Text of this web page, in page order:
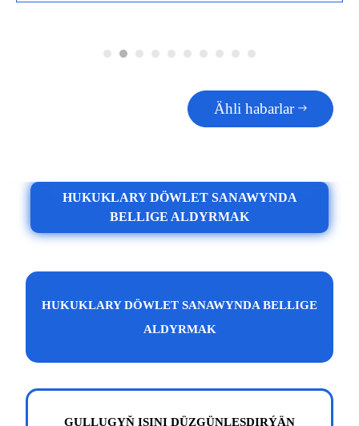
Ähli habarlar
HUKUKLARY DÖWLET SANAWYNDA
BELLIGE ALDYRMAK
HUKUKLARY DÖWLET SANAWYNDA BELLIGE
ALDYRMAK
GULLUGYŇ IŞINI DÜZGÜNLEŞDIRÝÄN